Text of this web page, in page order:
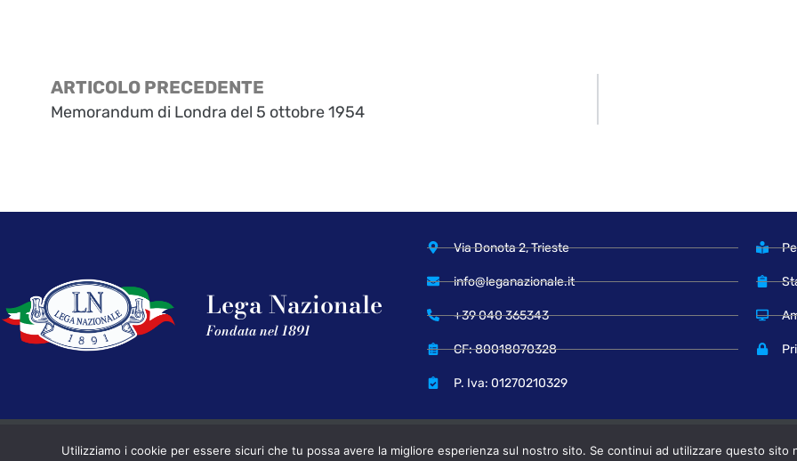
ARTICOLO PRECEDENTE
Memorandum di Londra del 5 ottobre 1954
Lega Nazionale
Fondata nel 1891
Via Donota 2, Trieste
info@leganazionale.it
+39 040 365343
CF: 80018070328
P. Iva: 01270210329
Utilizziamo i cookie per essere sicuri che tu possa avere la migliore esperienza sul nostro sito. Se continui ad utilizzare questo sito